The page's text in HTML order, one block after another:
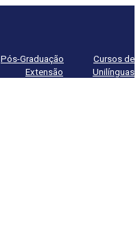
Pós-Graduação
Cursos de
Extensão
Unilínguas